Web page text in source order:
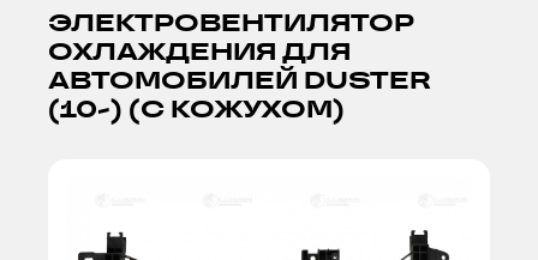
ЭЛЕКТРОВЕНТИЛЯТОР
ОХЛАЖДЕНИЯ ДЛЯ
АВТОМОБИЛЕЙ DUSTER
(10-) (C КОЖУХОМ)